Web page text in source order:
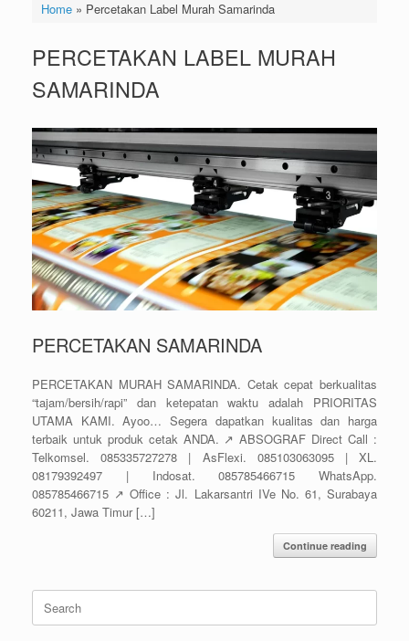
Home» Percetakan Label Murah Samarinda
PERCETAKAN LABEL MURAH
SAMARINDA
PERCETAKAN SAMARINDA
PERCETAKAN MURAH SAMARINDA. Cetak cepat berkualitas
“tajam/bersih/rapi” dan ketepatan waktu adalah PRIORITAS
UTAMA KAMI. Ayoo… Segera dapatkan kualitas dan harga
terbaik untuk produk cetak ANDA. ↗️ ABSOGRAF Direct Call :
Telkomsel. 085335727278 | AsFlexi. 085103063095 | XL.
08179392497 | Indosat. 085785466715 WhatsApp.
085785466715 ↗️ Office : Jl. Lakarsantri IVe No. 61, Surabaya
60211, Jawa Timur […]
Continue reading
Search
for: